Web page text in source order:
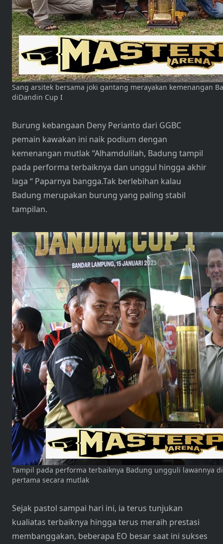
Sang arsitek bersama joki gantang merayakan kemenangan
diDandin Cup I
Burung kebangaan Deny Perianto dari GGBC
pemain kawakan ini naik podium dengan
kemenangan mutlak “Alhamdulilah, Badung tampil
pada performa terbaiknya dan unggul hingga akhir
laga “ Paparnya bangga.Tak berlebihan kalau
Badung merupakan burung yang paling stabil
tampilan.
Tampil pada performa terbaiknya Badung ungguli lawannya
pertama secara mutlak
Sejak pastol sampai hari ini, ia terus tunjukan
kualiatas terbaiknya hingga terus meraih prestasi
membanggakan, beberapa EO besar saat ini sukses